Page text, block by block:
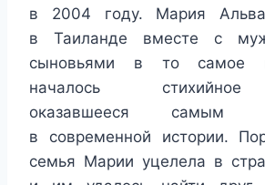
в 2004 году. Мария
в Таиланде вместе с
сыновьями в то самое
началось
оказавшееся самым
в современной истории.
семья Марии уцелела в